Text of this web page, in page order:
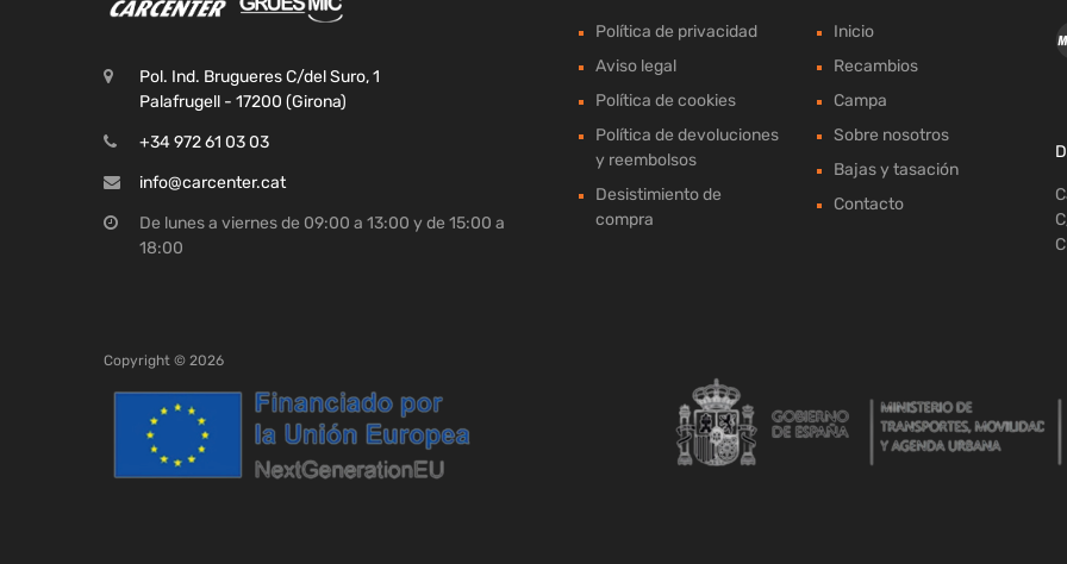
Pol. Ind. Brugueres C/del Suro, 1
Palafrugell - 17200 (Girona)
+34 972 61 03 03
info@carcenter.cat
De lunes a viernes de 09:00 a 13:00 y de 15:00 a
18:00
Política de privacidad
Aviso legal
Política de cookies
Política de devoluciones
y reembolsos
Desistimiento de
compra
Inicio
Recambios
Campa
Sobre nosotros
Bajas y tasación
Contacto
Copyright © 2026